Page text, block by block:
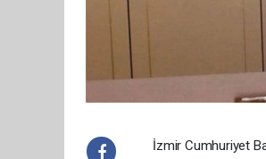
İzmir Cumhuriyet